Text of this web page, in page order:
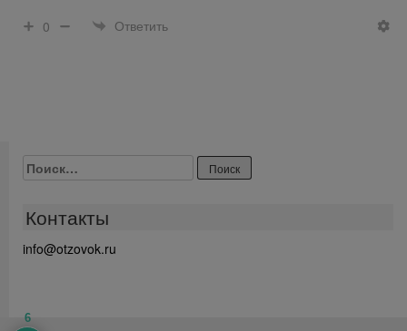
0
Ответить
Найти:
Контакты
info@otzovok.ru
6